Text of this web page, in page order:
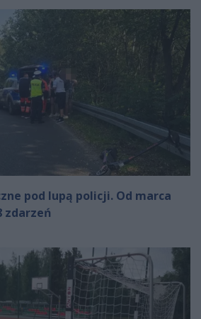
pod lupą policji. Od marca
zdarzeń